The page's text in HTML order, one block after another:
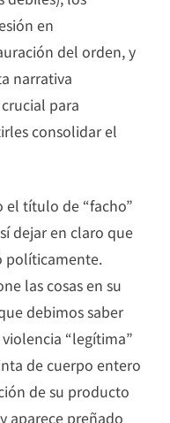
en
del orden, y
narrativa
para
consolidar el
el título de “facho”
dejar en claro que
políticamente.
las cosas en su
debimos saber
“legítima”
de cuerpo entero
de su producto
aparece preñado